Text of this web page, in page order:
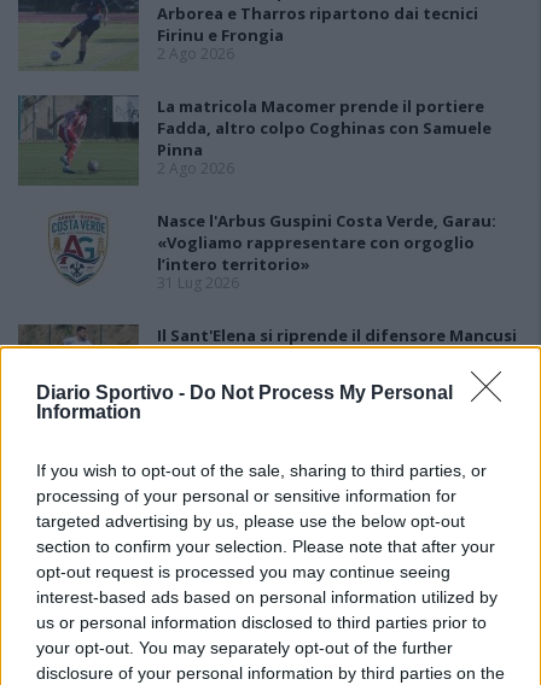
Diario Sportivo - Do Not Process My Personal
Information
If you wish to opt-out of the sale, sharing to third parties, or
processing of your personal or sensitive information for
targeted advertising by us, please use the below opt-out
section to confirm your selection. Please note that after your
opt-out request is processed you may continue seeing
interest-based ads based on personal information utilized by
us or personal information disclosed to third parties prior to
your opt-out. You may separately opt-out of the further
disclosure of your personal information by third parties on the
Arborea e Tharros ripartono dai tecnici
Firinu e Frongia
2 Ago 2026
La matricola Macomer prende il portiere
Fadda, altro colpo Coghinas con Samuele
Pinna
2 Ago 2026
Nasce l'Arbus Guspini Costa Verde, Garau:
«Vogliamo rappresentare con orgoglio
l’intero territorio»
31 Lug 2026
Il Sant'Elena si riprende il difensore Mancusi
28 Lug 2026